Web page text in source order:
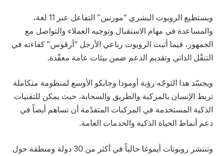
ويستطيع الروبوت البشري “مورنين” التفاعل عبر 11 لغة،
والمساعدة في مهام الاستقبال وتوجيه العملاء والتواصل مع
الجمهور، فيما أثبت الروبوت رباعي الأرجل “أرقوس” كفاءته في
التنقّل الذاتي وتقديم الدعم ضمن بيئات عامة معقّدة.
ويجسّد هذا التوجّه رؤية أومودا وجايكو الأوسع لمنظومة متكاملة
تربط الإنسان بالمركبة والطريق والسحابة، حيث يمكن للتقنيات
الذكية المستخدمة في المركبات المتقدّمة أن تساهم أيضاً في
دعم أنماط الحياة الذكية والخدمات العامة.
وتنتشر روبوتات أيموغا حالياً في أكثر من 30 دولة ومنطقة حول